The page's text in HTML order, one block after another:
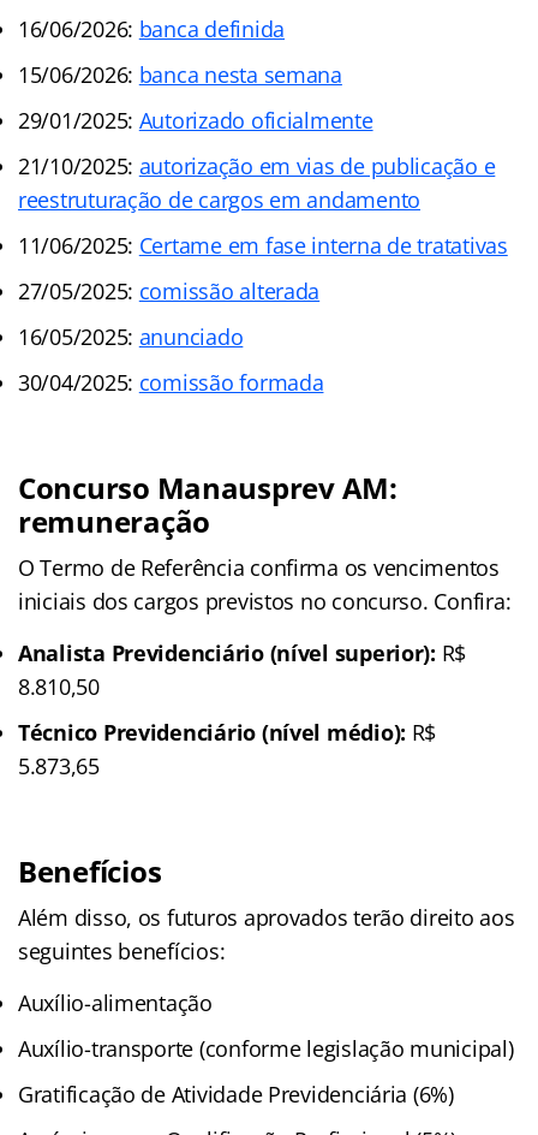
16/06/2026: banca definida
15/06/2026: banca nesta semana
29/01/2025: Autorizado oficialmente
21/10/2025: autorização em vias de publicação e
reestruturação de cargos em andamento
11/06/2025: Certame em fase interna de tratativas
27/05/2025: comissão alterada
16/05/2025: anunciado
30/04/2025: comissão formada
Concurso Manausprev AM:
remuneração
O Termo de Referência confirma os vencimentos
iniciais dos cargos previstos no concurso. Confira:
Analista Previdenciário (nível superior): R$
8.810,50
Técnico Previdenciário (nível médio): R$
5.873,65
Benefícios
Além disso, os futuros aprovados terão direito aos
seguintes benefícios:
Auxílio-alimentação
Auxílio-transporte (conforme legislação municipal)
Gratificação de Atividade Previdenciária (6%)